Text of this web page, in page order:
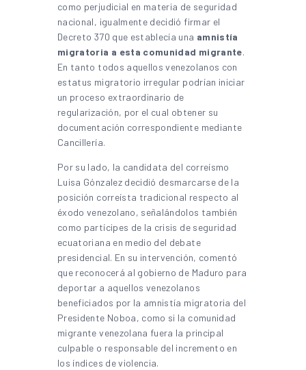
como perjudicial en materia de seguridad
nacional, igualmente decidió firmar el
Decreto 370 que establecía una amnistía
migratoria a esta comunidad migrante.
En tanto todos aquellos venezolanos con
estatus migratorio irregular podrían iniciar
un proceso extraordinario de
regularización, por el cual obtener su
documentación correspondiente mediante
Cancillería.
Por su lado, la candidata del correísmo
Luisa Gónzalez decidió desmarcarse de la
posición correísta tradicional respecto al
éxodo venezolano, señalándolos también
como partícipes de la crisis de seguridad
ecuatoriana en medio del debate
presidencial. En su intervención, comentó
que reconocerá al gobierno de Maduro para
deportar a aquellos venezolanos
beneficiados por la amnistía migratoria del
Presidente Noboa, como si la comunidad
migrante venezolana fuera la principal
culpable o responsable del incremento en
los índices de violencia.